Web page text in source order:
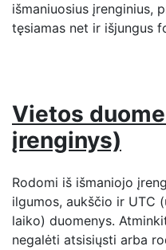
išmaniuosius įrenginius,
tęsiamas net ir išjungus
Vietos
įrenginys)
Rodomi iš išmaniojo
ilgumos, aukščio ir UTC
laiko) duomenys.
negalėti atsisiųsti arba